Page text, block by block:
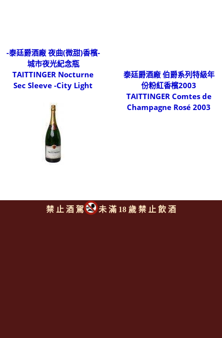
-泰廷爵酒廠 夜曲(微甜)香檳-
城市夜光紀念瓶
TAITTINGER Nocturne
Sec Sleeve -City Light
泰廷爵酒廠 伯爵系列特級年
份粉紅香檳2003
TAITTINGER Comtes de
Champagne Rosé 2003
禁 止 酒 駕 未 滿 18 歲 禁 止 飲 酒